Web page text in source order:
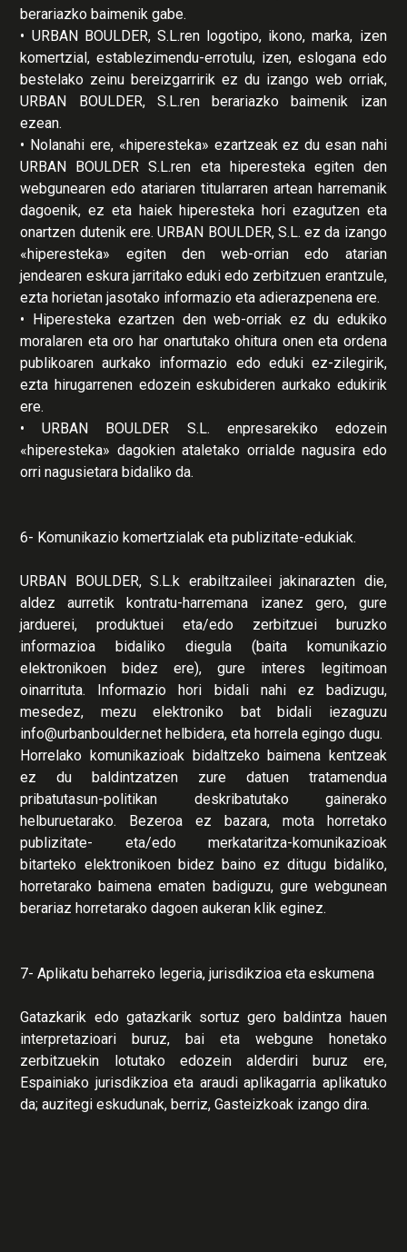
berariazko baimenik gabe.
• URBAN BOULDER, S.L.ren logotipo, ikono, marka, izen
komertzial, establezimendu-errotulu, izen, eslogana edo
bestelako zeinu bereizgarririk ez du izango web orriak,
URBAN BOULDER, S.L.ren berariazko baimenik izan
ezean.
• Nolanahi ere, «hiperesteka» ezartzeak ez du esan nahi
URBAN BOULDER S.L.ren eta hiperesteka egiten den
webgunearen edo atariaren titularraren artean harremanik
dagoenik, ez eta haiek hiperesteka hori ezagutzen eta
onartzen dutenik ere. URBAN BOULDER, S.L. ez da izango
«hiperesteka» egiten den web-orrian edo atarian
jendearen eskura jarritako eduki edo zerbitzuen erantzule,
ezta horietan jasotako informazio eta adierazpenena ere.
• Hiperesteka ezartzen den web-orriak ez du edukiko
moralaren eta oro har onartutako ohitura onen eta ordena
publikoaren aurkako informazio edo eduki ez-zilegirik,
ezta hirugarrenen edozein eskubideren aurkako edukirik
ere.
• URBAN BOULDER S.L. enpresarekiko edozein
«hiperesteka» dagokien ataletako orrialde nagusira edo
orri nagusietara bidaliko da.
6- Komunikazio komertzialak eta publizitate-edukiak.
URBAN BOULDER, S.L.k erabiltzaileei jakinarazten die,
aldez aurretik kontratu-harremana izanez gero, gure
jarduerei, produktuei eta/edo zerbitzuei buruzko
informazioa bidaliko diegula (baita komunikazio
elektronikoen bidez ere), gure interes legitimoan
oinarrituta. Informazio hori bidali nahi ez badizugu,
mesedez, mezu elektroniko bat bidali iezaguzu
info@urbanboulder.net helbidera, eta horrela egingo dugu.
Horrelako komunikazioak bidaltzeko baimena kentzeak
ez du baldintzatzen zure datuen tratamendua
pribatutasun-politikan deskribatutako gainerako
helburuetarako. Bezeroa ez bazara, mota horretako
publizitate- eta/edo merkataritza-komunikazioak
bitarteko elektronikoen bidez baino ez ditugu bidaliko,
horretarako baimena ematen badiguzu, gure webgunean
berariaz horretarako dagoen aukeran klik eginez.
7- Aplikatu beharreko legeria, jurisdikzioa eta eskumena
Gatazkarik edo gatazkarik sortuz gero baldintza hauen
interpretazioari buruz, bai eta webgune honetako
zerbitzuekin lotutako edozein alderdiri buruz ere,
Espainiako jurisdikzioa eta araudi aplikagarria aplikatuko
da; auzitegi eskudunak, berriz, Gasteizkoak izango dira.